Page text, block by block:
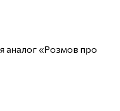
аналог «Розмов про